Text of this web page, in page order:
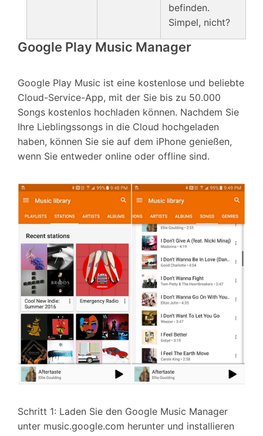
befinden.
Simpel, nicht?
Google Play Music Manager
Google Play Music ist eine kostenlose und beliebte
Cloud-Service-App, mit der Sie bis zu 50.000
Songs kostenlos hochladen können. Nachdem Sie
Ihre Lieblingssongs in die Cloud hochgeladen
haben, können Sie sie auf dem iPhone genießen,
wenn Sie entweder online oder offline sind.
Schritt 1: Laden Sie den Google Music Manager
unter music.google.com herunter und installieren